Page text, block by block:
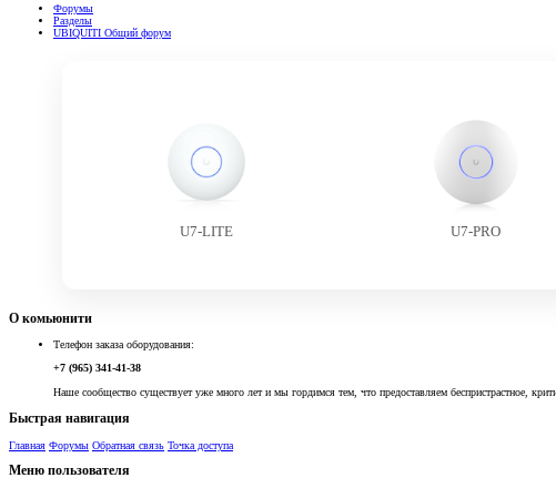
Форумы
Разделы
UBIQUITI Общий форум
U7-LITE U7-PRO
О комьюнити
Телефон заказа оборудования:
+7 (965) 341-41-38
Наше сообщество существует уже много лет и мы гордимся тем, что предоставляем беспристрастное,
Быстрая навигация
Главная Форумы Обратная связь Точка доступа
Меню пользователя